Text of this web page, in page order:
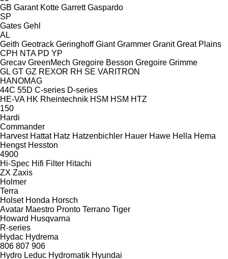
GB Garant Kotte Garrett Gaspardo
SP
Gates Gehl
AL
Geith Geotrack Geringhoff Giant Grammer Granit Great Plains
CPH NTA PD YP
Grecav GreenMech Gregoire Besson Gregoire Grimme
GL GT GZ REXOR RH SE VARITRON
HANOMAG
44C 55D C-series D-series
HE-VA HK Rheintechnik HSM HSM HTZ
150
Hardi
Commander
Harvest Hattat Hatz Hatzenbichler Hauer Hawe Hella Hema
Hengst Hesston
4900
Hi-Spec Hifi Filter Hitachi
ZX Zaxis
Holmer
Terra
Holset Honda Horsch
Avatar Maestro Pronto Terrano Tiger
Howard Husqvarna
R-series
Hydac Hydrema
806 807 906
Hydro Leduc Hydromatik Hyundai